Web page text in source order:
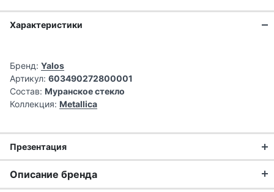
Характеристики
Бренд: Yalos
Артикул: 603490272800001
Состав: Муранское стекло
Коллекция: Metallica
Презентация
Описание бренда